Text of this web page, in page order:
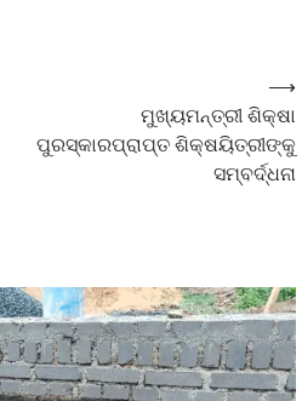
ମୁଖ୍ୟମନ୍ତ୍ରୀ ଶିକ୍ଷା
ପୁରସ୍କାରପ୍ରାପ୍ତ ଶିକ୍ଷୟିତ୍ରୀଙ୍କୁ
ସମ୍ବର୍ଦ୍ଧନା
⟶